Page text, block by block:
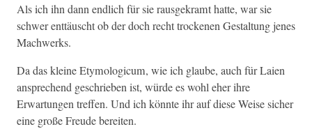
Als ich ihn dann endlich für sie raus­gekramt hat­te, war sie
schw­er ent­täuscht ob der doch recht trock­e­nen Gestal­tung jenes
Machwerks.
Da das kleine Ety­mo­log­icum, wie ich glaube, auch für Laien
ansprechend geschrieben ist, würde es wohl eher ihre
Erwartun­gen tre­f­fen. Und ich kön­nte ihr auf diese Weise sich­er
eine große Freude bereiten.